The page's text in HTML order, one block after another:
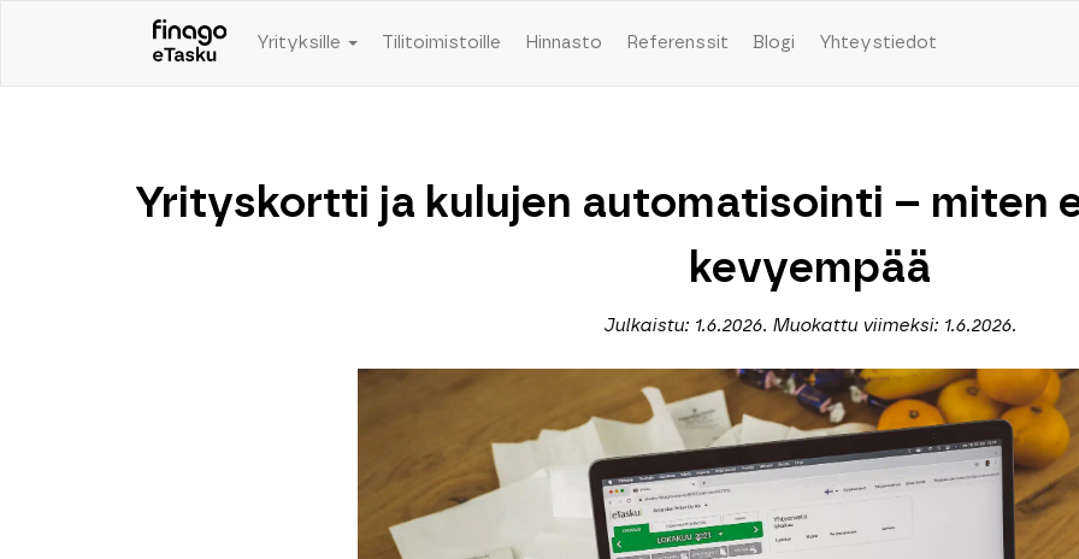
Yrityksille Tilitoimistoille Hinnasto Referenssit Blogi Yhteystiedot
Yrityskortti ja kulujen automatisointi – miten
kevyempää
Julkaistu: 1.6.2026. Muokattu viimeksi: 1.6.2026.